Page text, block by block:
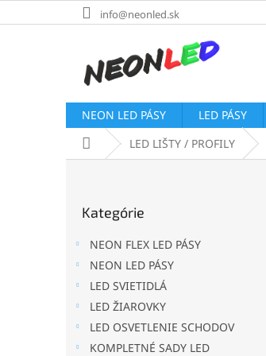
na
info@neonled.sk
NEON LED PÁSY LED PÁSY
DomovLED LIŠTY / PROFILY
kategórie
Kategórie
NEON FLEX LED PÁSY
NEON LED PÁSY
LED SVIETIDLÁ
LED ŽIAROVKY
LED OSVETLENIE SCHODOV
KOMPLETNÉ SADY LED